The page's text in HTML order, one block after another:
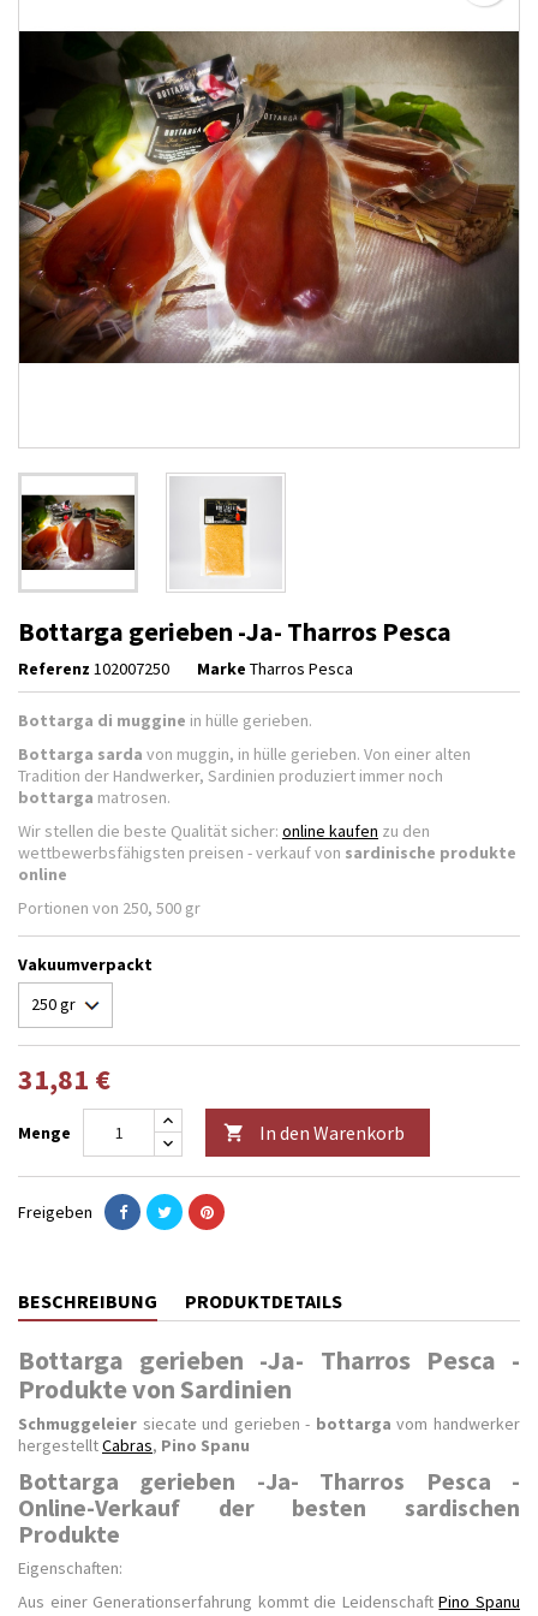
Bottarga gerieben -Ja- Tharros Pesca
Referenz 102007250 Marke Tharros Pesca
Bottarga di muggine in hülle gerieben.
Bottarga sarda von muggin, in hülle gerieben. Von einer alten
Tradition der Handwerker, Sardinien produziert immer noch
bottarga matrosen.
Wir stellen die beste Qualität sicher: online kaufen zu den
wettbewerbsfähigsten preisen - verkauf von sardinische produkte
online
Portionen von 250, 500 gr
Vakuumverpackt
31,81 €
Menge  In den Warenkorb
Freigeben
BESCHREIBUNG PRODUKTDETAILS
Bottarga gerieben -Ja- Tharros Pesca -
Produkte von Sardinien
Schmuggeleier siecate und gerieben - bottarga vom handwerker
hergestelltCabras, Pino Spanu
Bottarga gerieben -Ja- Tharros Pesca -
Online-Verkauf der besten sardischen
Produkte
Eigenschaften:
Aus einer Generationserfahrung kommt die LeidenschaftPino Spanu